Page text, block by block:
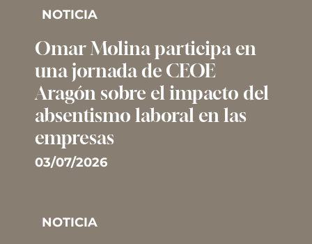
NOTICIA
Omar Molina participa en
una jornada de CEOE
Aragón sobre el impacto del
absentismo laboral en las
empresas
03/07/2026
NOTICIA